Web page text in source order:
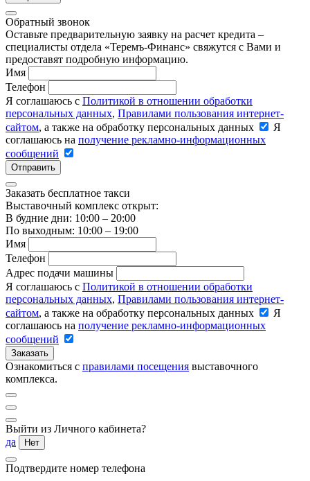
Обратный звонок
Оставьте предварительную заявку на расчет кредита –
специалисты отдела «Теремъ-Финанс» свяжутся с Вами и
предоставят подробную информацию.
Имя
Телефон
Я соглашаюсь с Политикой в отношении обработки
персональных данных, Правилами пользования интернет-
сайтом, а также на обработку персональных данных
Я
соглашаюсь на получение рекламно-информационных
сообщений
Отправить
Заказать бесплатное такси
Выставочный комплекс открыт:
В будние дни: 10:00 – 20:00
По выходным: 10:00 – 19:00
Имя
Телефон
Адрес подачи машины
Я соглашаюсь с Политикой в отношении обработки
персональных данных, Правилами пользования интернет-
сайтом, а также на обработку персональных данных
Я
соглашаюсь на получение рекламно-информационных
сообщений
Заказать
Ознакомиться с правилами посещения выставочного
комплекса.
Выйти из Личного кабинета?
да
Нет
Подтвердите номер телефона